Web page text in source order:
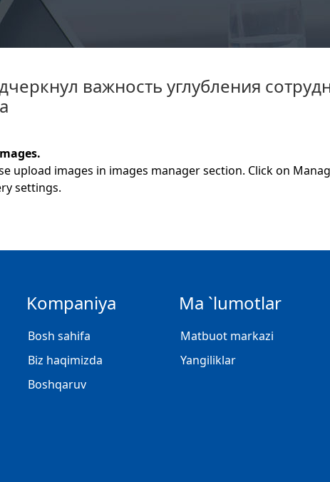
важность углубления
upload images in images manager section. Click on
settings.
Kompaniya
Bosh sahifa
Biz haqimizda
Boshqaruv
Ma `lumotlar
Matbuot markazi
Yangiliklar